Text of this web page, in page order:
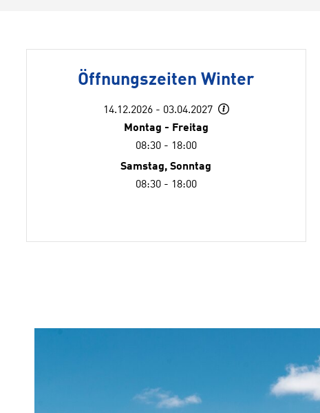
Öffnungszeiten Winter
14.12.2026 - 03.04.2027
Montag - Freitag
08:30 - 18:00
Samstag, Sonntag
08:30 - 18:00